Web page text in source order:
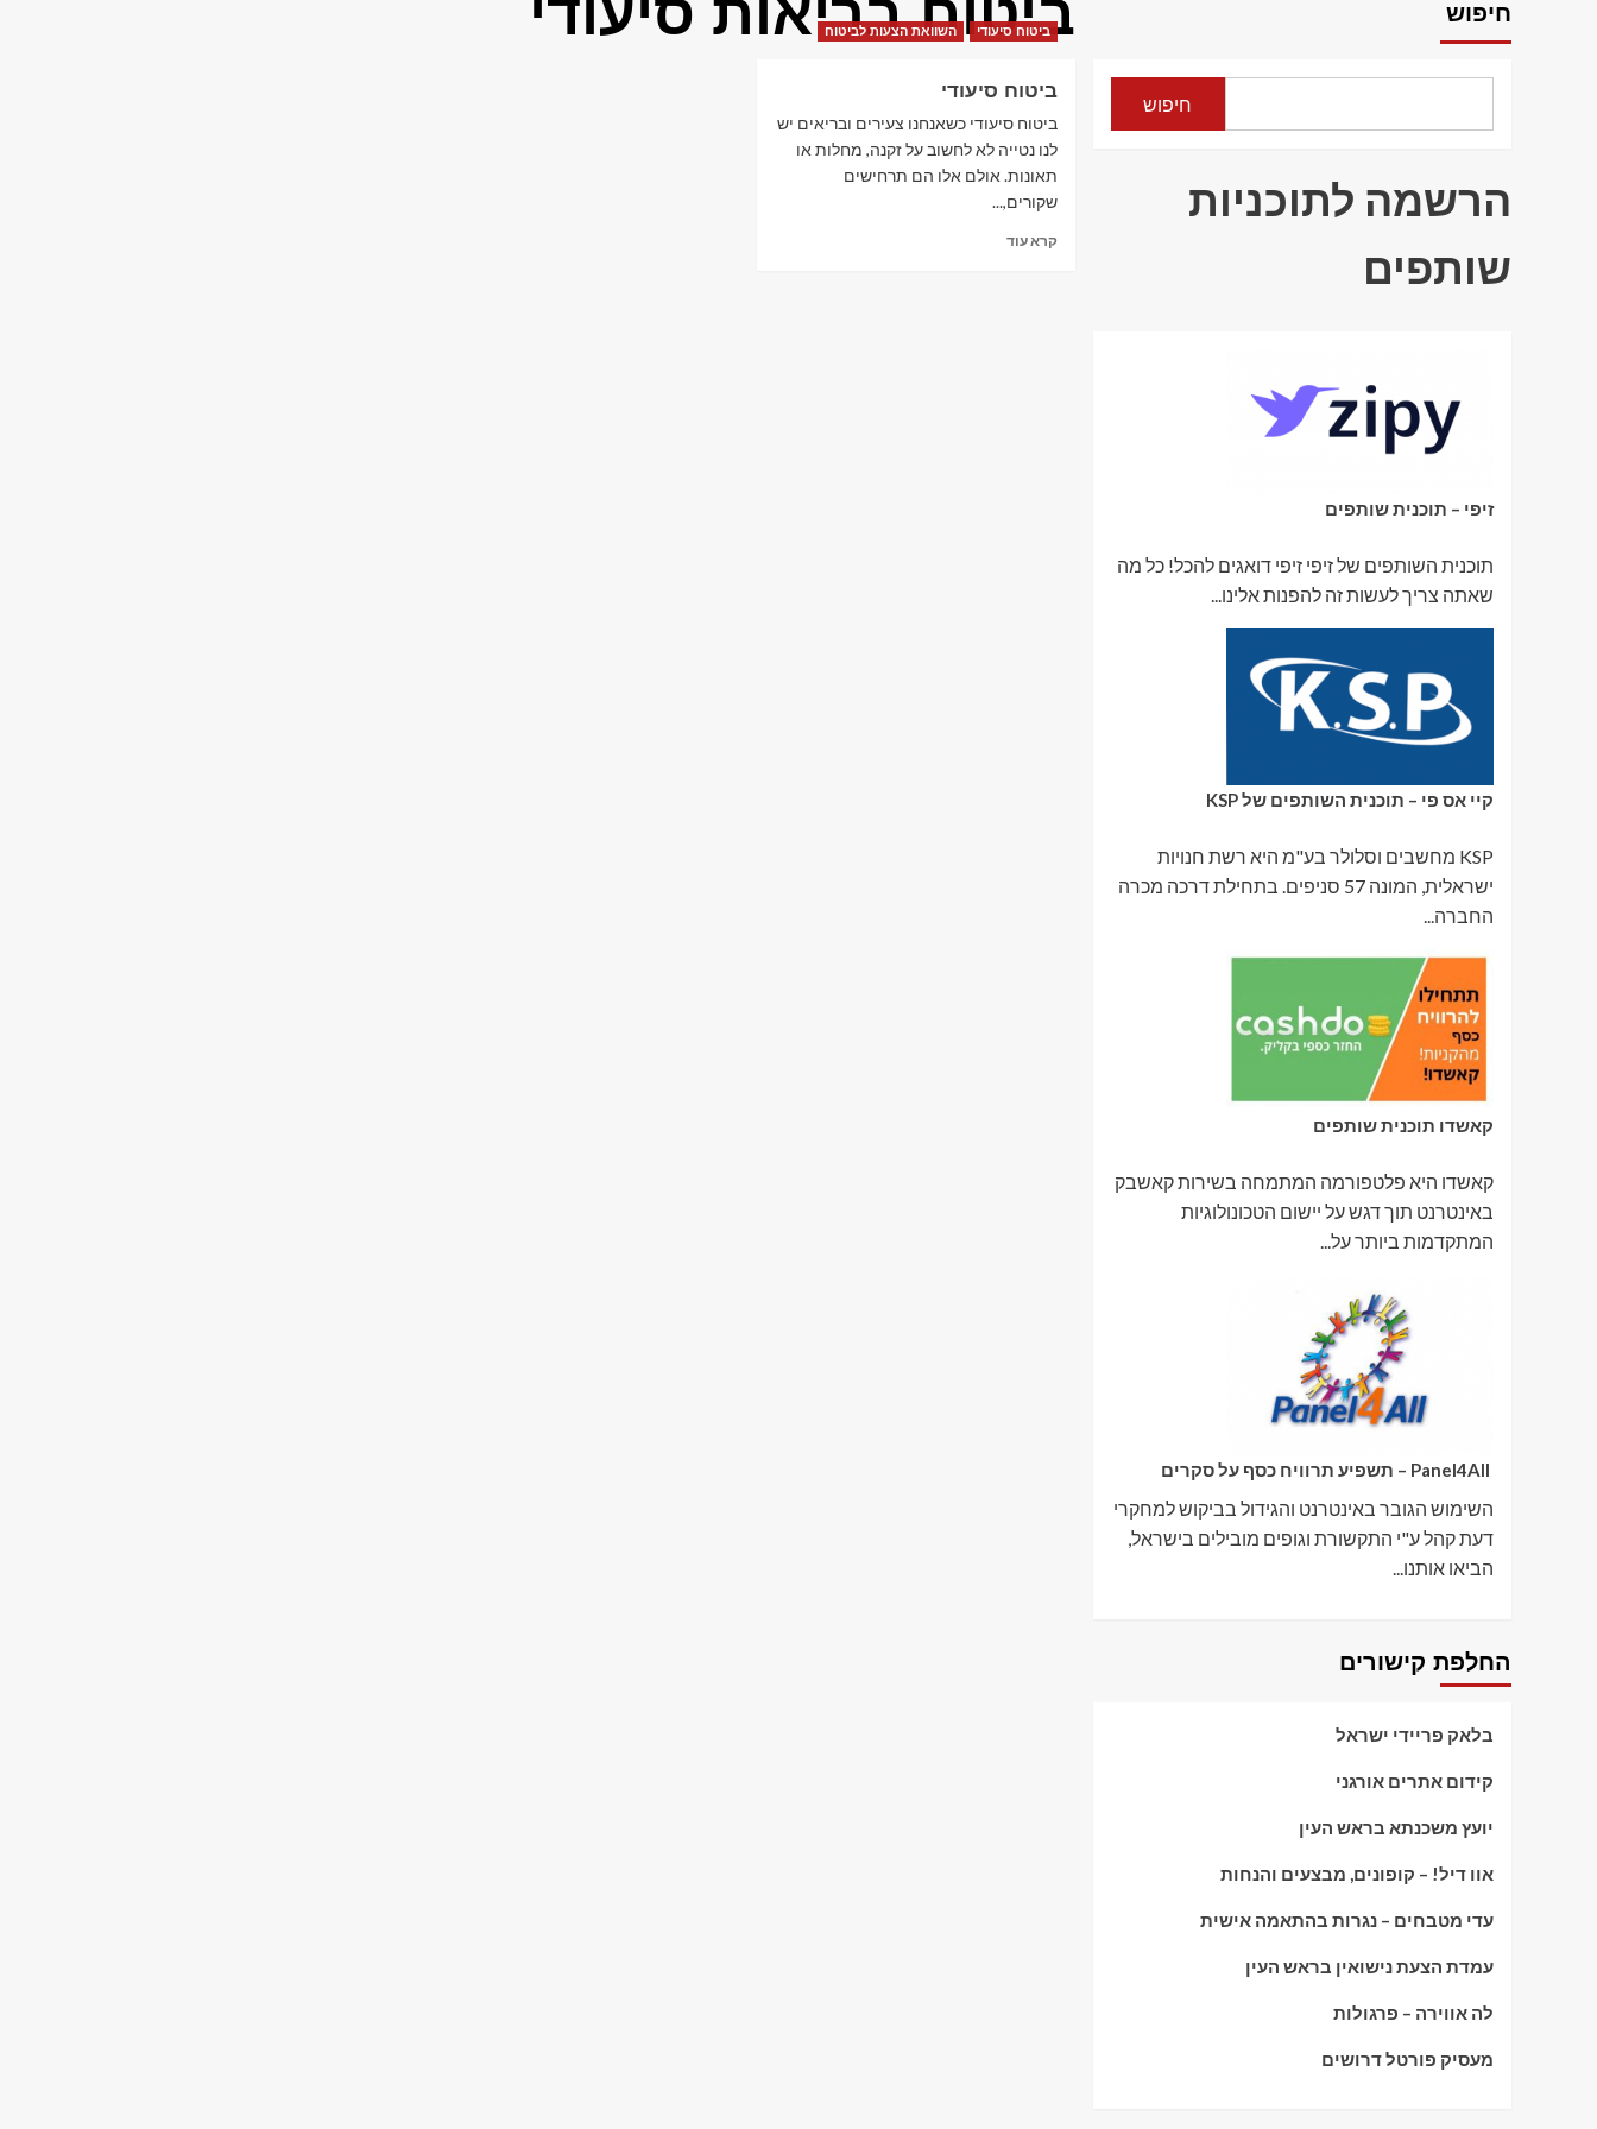
ביטוח בריאות סיעודי
ביטוח סיעודי השוואת הצעות לביטוח
ביטוח סיעודי
ביטוח סיעודי כשאנחנו צעירים ובריאים יש
לנו נטייה לא לחשוב על זקנה, מחלות או
תאונות. אולם אלו הם תרחישים
שקורים,...
קרא עודRead
חיפוש
חיפוש
הרשמה לתוכניות
שותפים
זיפי – תוכנית שותפים
תוכנית השותפים של זיפי זיפי דואגים להכל! כל מה
שאתה צריך לעשות זה להפנות אלינו...
קיי אס פי – תוכנית השותפים של KSP
KSP מחשבים וסלולר בע"מ היא רשת חנויות
ישראלית, המונה 57 סניפים. בתחילת דרכה מכרה
החברה...
קאשדו תוכנית שותפים
קאשדו היא פלטפורמה המתמחה בשירות קאשבק
באינטרנט תוך דגש על יישום הטכונולוגיות
המתקדמות ביותר על...
השימוש הגובר באינטרנט והגידול בביקוש למחקרי
דעת קהל ע"י התקשורת וגופים מובילים בישראל,
הביאו אותנו...
החלפת קישורים
בלאק פריידי ישראל
קידום אתרים אורגני
יועץ משכנתא בראש העין
אוו דיל! – קופונים, מבצעים והנחות
עדי מטבחים – נגרות בהתאמה אישית
עמדת הצעת נישואין בראש העין
לה אווירה – פרגולות
מעסיק פורטל דרושים